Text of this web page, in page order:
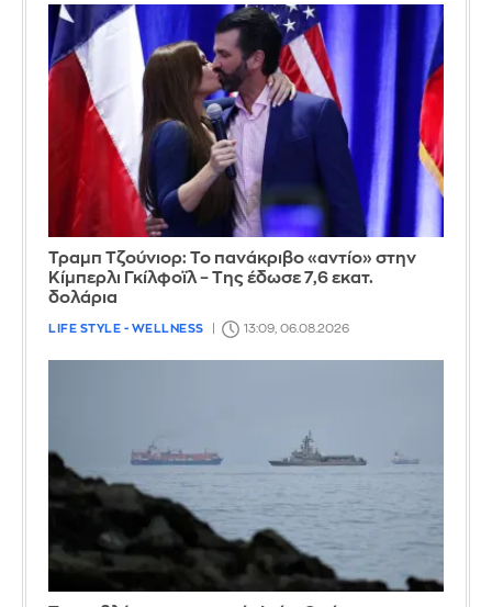
Τραμπ Τζούνιορ: Το πανάκριβο «αντίο» στην
Κίμπερλι Γκίλφοϊλ – Της έδωσε 7,6 εκατ.
δολάρια
LIFE STYLE - WELLNESS 13:09, 06.08.2026